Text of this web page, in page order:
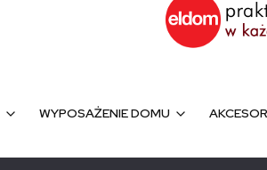
WYPOSAŻENIE DOMU